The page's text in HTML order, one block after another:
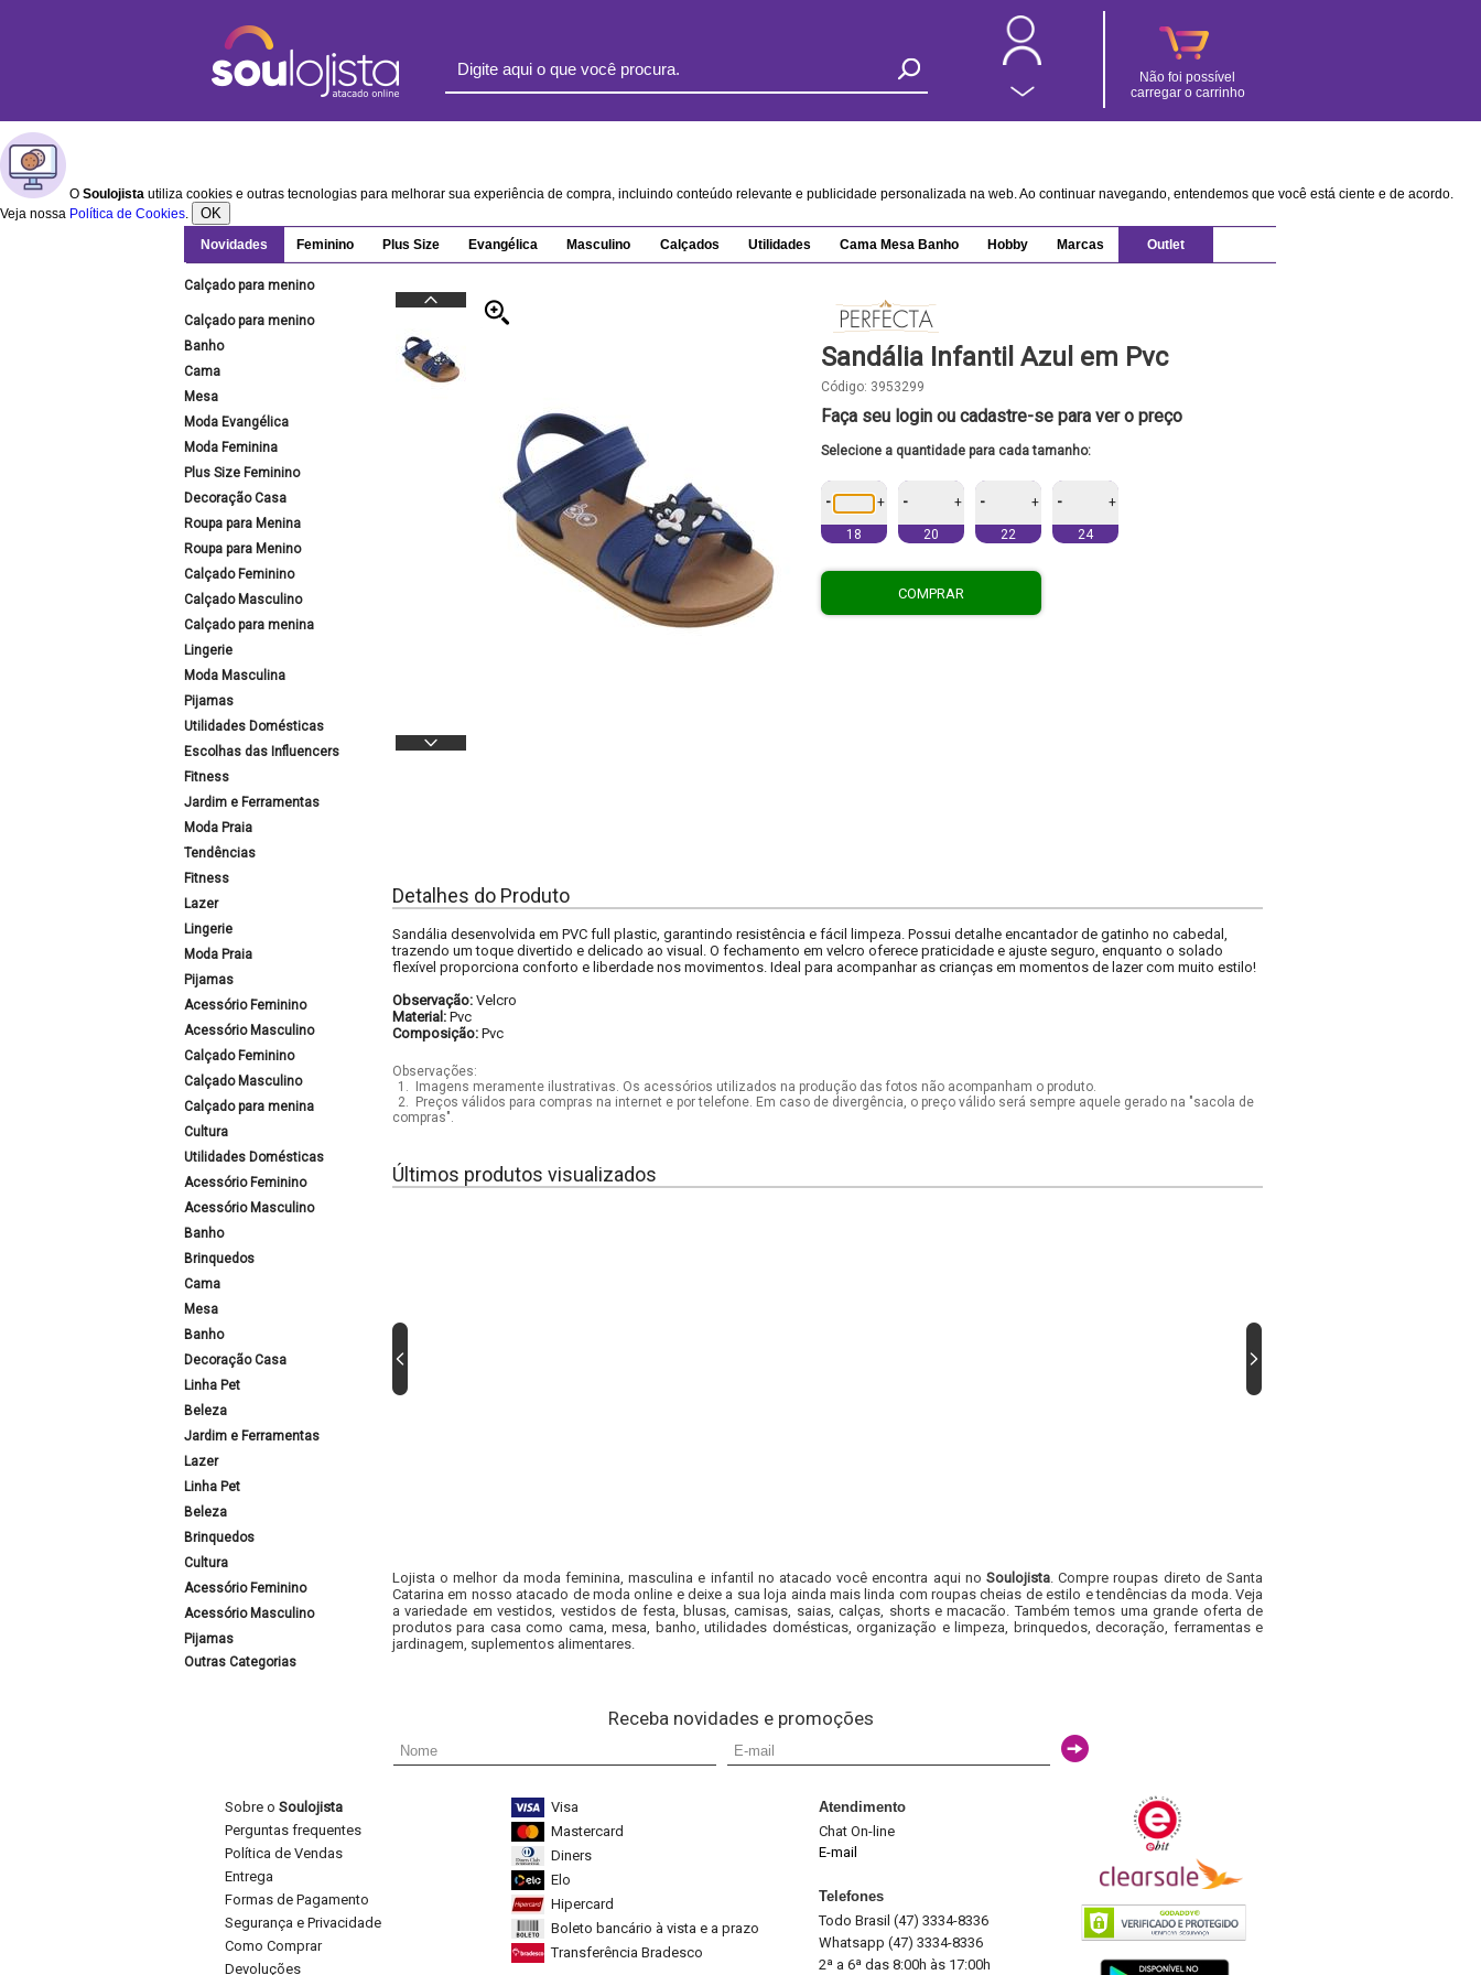
Não foi possível
carregar o carrinho
O Soulojista utiliza cookies e outras tecnologias para melhorar sua experiência de compra, incluindo conteúdo relevante e publicidade personalizada na web. Ao continuar navegando, entendemos que você está ciente e de acordo.
Veja nossa Política de Cookies. OK
Novidades Feminino Plus Size Evangélica Masculino Calçados Utilidades Cama Mesa Banho Hobby Marcas Outlet
Calçado para menino
Calçado para menino
Banho
Cama
Mesa
Moda Evangélica
Moda Feminina
Plus Size Feminino
Decoração Casa
Roupa para Menina
Roupa para Menino
Calçado Feminino
Calçado Masculino
Calçado para menina
Lingerie
Moda Masculina
Pijamas
Utilidades Domésticas
Escolhas das Influencers
Fitness
Jardim e Ferramentas
Moda Praia
Tendências
Fitness
Lazer
Lingerie
Moda Praia
Pijamas
Acessório Feminino
Acessório Masculino
Calçado Feminino
Calçado Masculino
Calçado para menina
Cultura
Utilidades Domésticas
Acessório Feminino
Acessório Masculino
Banho
Brinquedos
Cama
Mesa
Banho
Decoração Casa
Linha Pet
Beleza
Jardim e Ferramentas
Lazer
Linha Pet
Beleza
Brinquedos
Cultura
Acessório Feminino
Acessório Masculino
Pijamas
Outras Categorias
Sandália Infantil Azul em Pvc
Código: 3953299
Faça seu login ou cadastre-se para ver o preço
Selecione a quantidade para cada tamanho:
- +
18
- +
20
- +
22
- +
24
COMPRAR
Detalhes do Produto
Sandália desenvolvida em PVC full plastic, garantindo resistência e fácil limpeza. Possui detalhe encantador de gatinho no cabedal,
trazendo um toque divertido e delicado ao visual. O fechamento em velcro oferece praticidade e ajuste seguro, enquanto o solado
flexível proporciona conforto e liberdade nos movimentos. Ideal para acompanhar as crianças em momentos de lazer com muito estilo!
Observação: Velcro
Material: Pvc
Composição: Pvc
Observações:
1.
Imagens meramente ilustrativas. Os acessórios utilizados na produção das fotos não acompanham o produto.
2.
Preços válidos para compras na internet e por telefone. Em caso de divergência, o preço válido será sempre aquele gerado na "sacola de
compras".
Últimos produtos visualizados
Lojista o melhor da moda feminina, masculina e infantil no atacado você encontra aqui no Soulojista. Compre roupas direto de Santa
Catarina em nosso atacado de moda online e deixe a sua loja ainda mais linda com roupas cheias de estilo e tendências da moda. Veja
a variedade em vestidos, vestidos de festa, blusas, camisas, saias, calças, shorts e macacão. Também temos uma grande oferta de
produtos para casa como cama, mesa, banho, utilidades domésticas, organização e limpeza, brinquedos, decoração, ferramentas e
jardinagem, suplementos alimentares.
Receba novidades e promoções
Sobre o Soulojista
Perguntas frequentes
Política de Vendas
Entrega
Formas de Pagamento
Segurança e Privacidade
Como Comprar
Devoluções
Visa
Mastercard
Diners
Elo
Hipercard
Boleto bancário à vista e a prazo
Transferência Bradesco
Atendimento
Chat On-line
E-mail
Telefones
Todo Brasil (47) 3334-8336
Whatsapp (47) 3334-8336
2ª a 6ª das 8:00h às 17:00h